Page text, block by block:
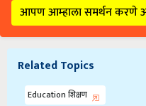
आपण आम्हाला समर्थन
Related Topics
Education शिक्षण